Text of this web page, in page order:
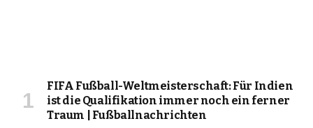
FIFA Fußball-Weltmeisterschaft: Für Indien
ist die Qualifikation immer noch ein ferner
Traum | Fußballnachrichten